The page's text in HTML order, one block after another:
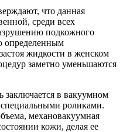
что данная
среди всех
подкожного
определенным
жидкости в женском
заметно уменьшаются
заключается в вакуумном
роликами.
механовакуумная
кожи, делая ее